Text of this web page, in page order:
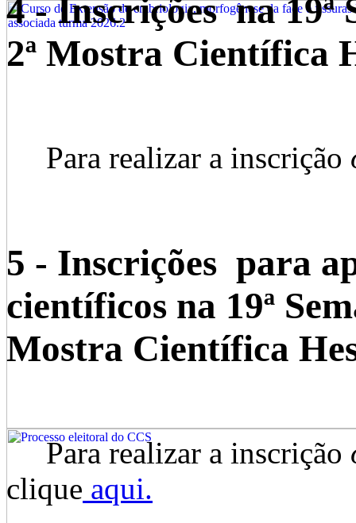
4 - Inscrições na 19ª
2ª Mostra Científica
Para realizar a inscrição
5 - Inscrições para
científicos na 19ª
Mostra Científica
Para realizar a inscrição
clique aqui.